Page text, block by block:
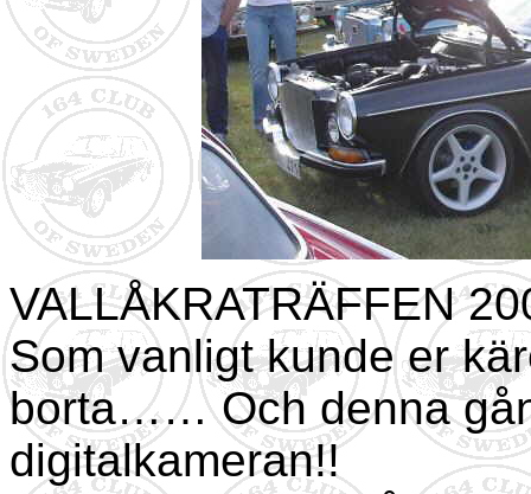
VALLÅKRATRÄFFEN
Som vanligt kunde er
borta…… Och denna
digitalkameran!!